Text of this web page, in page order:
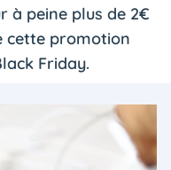
à peine plus de 2€
cette promotion
Friday.